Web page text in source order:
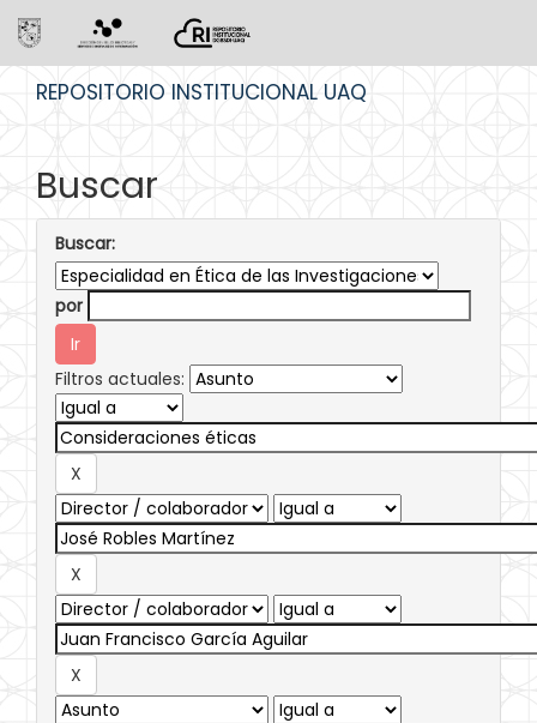
REPOSITORIO INSTITUCIONAL UAQ
Buscar
Buscar:
por
Filtros actuales: